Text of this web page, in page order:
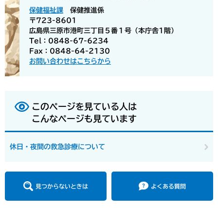
保健福祉課
保健推進係
〒723-8601
広島県三原市港町三丁目５番１号（本庁舎1階）
Tel：0848-67-6234
Fax：0848-64-2130
お問い合わせはこちらから
このページを見ている人は
こんなページも見ています
休日・夜間の救急診療について
見つからないときは よくある質問